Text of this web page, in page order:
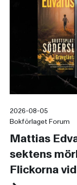
2026-08-05
Bokförlaget Forum
Mattias
sektens
Flickorna